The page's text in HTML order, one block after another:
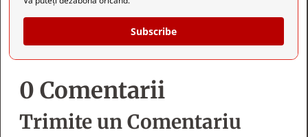
Subscribe
0 Comentarii
Trimite un Comentariu